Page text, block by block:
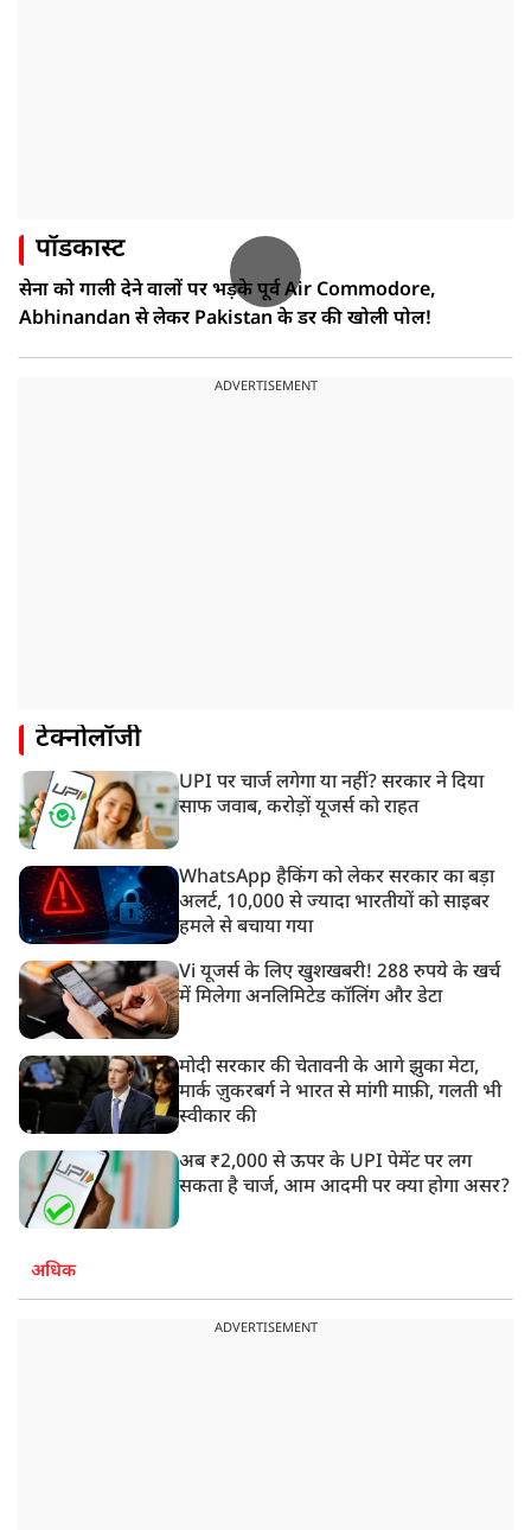
पॉडकास्ट
सेना को गाली देने वालों पर भड़के पूर्व Air Commodore,
Abhinandan से लेकर Pakistan के डर की खोली पोल!
ADVERTISEMENT
टेक्नोलॉजी
UPI पर चार्ज लगेगा या नहीं? सरकार ने दिया
साफ जवाब, करोड़ों यूजर्स को राहत
WhatsApp हैकिंग को लेकर सरकार का बड़ा
अलर्ट, 10,000 से ज्यादा भारतीयों को साइबर
हमले से बचाया गया
Vi यूजर्स के लिए खुशखबरी! 288 रुपये के खर्च
में मिलेगा अनलिमिटेड कॉलिंग और डेटा
मोदी सरकार की चेतावनी के आगे झुका मेटा,
मार्क ज़ुकरबर्ग ने भारत से मांगी माफ़ी, गलती भी
स्वीकार की
अब ₹2,000 से ऊपर के UPI पेमेंट पर लग
सकता है चार्ज, आम आदमी पर क्या होगा असर?
अधिक
ADVERTISEMENT